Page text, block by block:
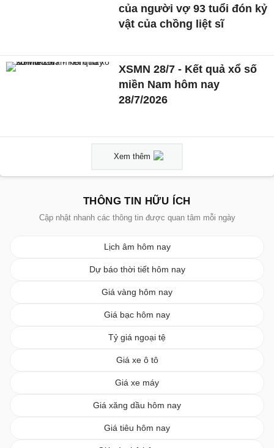
của người vợ 93 tuổi đón kỷ
vật của chồng liệt sĩ
XSMN 28/7 - Kết quả xổ số
miền Nam hôm nay
28/7/2026
Xem thêm
THÔNG TIN HỮU ÍCH
Cập nhật nhanh các thông tin được quan tâm mỗi ngày
Lịch âm hôm nay
Dự báo thời tiết hôm nay
Giá vàng hôm nay
Giá bạc hôm nay
Tỷ giá ngoại tệ
Giá xe ô tô
Giá xe máy
Giá xăng dầu hôm nay
Giá tiêu hôm nay